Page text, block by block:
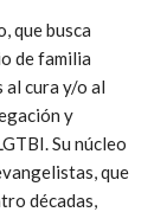
que busca
de familia
al cura y/o al
y
Su núcleo
que
décadas,